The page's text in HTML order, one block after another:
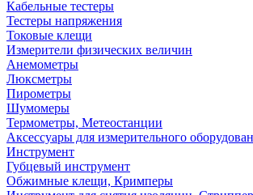
Кабельные тестеры
Тестеры напряжения
Токовые клещи
Измерители физических величин
Анемометры
Люксметры
Пирометры
Шумомеры
Термометры, Метеостанции
Аксессуары для измерительного
Инструмент
Губцевый инструмент
Обжимные клещи, Кримперы